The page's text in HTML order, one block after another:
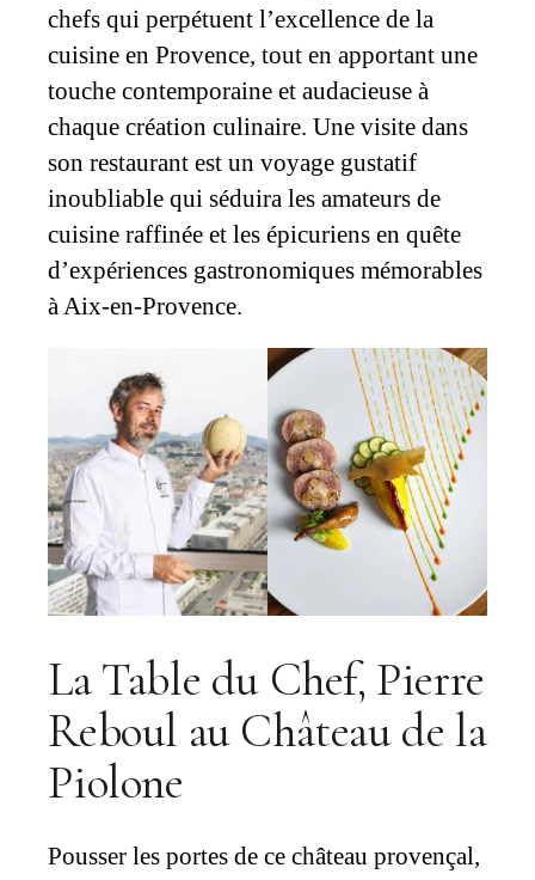
chefs qui perpétuent l’excellence de la
cuisine en Provence, tout en apportant une
touche contemporaine et audacieuse à
chaque création culinaire. Une visite dans
son restaurant est un voyage gustatif
inoubliable qui séduira les amateurs de
cuisine raffinée et les épicuriens en quête
d’expériences gastronomiques mémorables
à Aix-en-Provence.
La Table du Chef, Pierre
Reboul au Château de la
Piolone
Pousser les portes de ce château provençal,